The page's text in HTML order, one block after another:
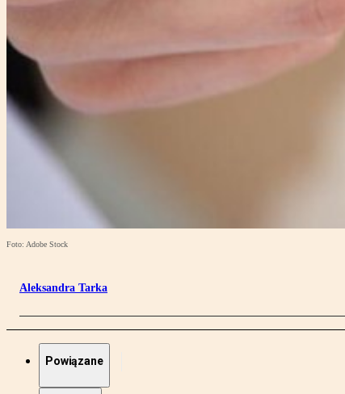
Foto: Adobe Stock
Aleksandra Tarka
Powiązane